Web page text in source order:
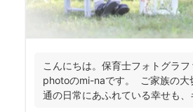
こんにちは。保育士フォトグラ
photoのmi-naです。 ご家族の大
通の日常にあふれている幸せも、